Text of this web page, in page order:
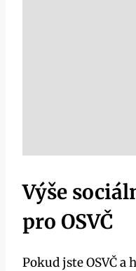
Výše
pro OSVČ
Pokud jste OSVČ a